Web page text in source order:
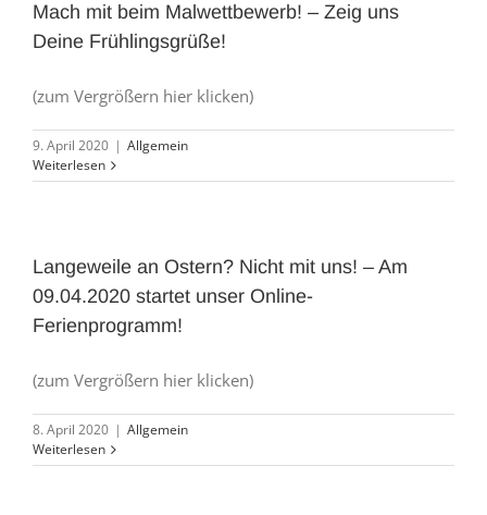
Mach mit beim Malwettbewerb! – Zeig uns
Deine Frühlingsgrüße!
(zum Vergrößern hier klicken)
9. April 2020 | Allgemein
Weiterlesen
Langeweile an Ostern? Nicht mit uns! – Am
09.04.2020 startet unser Online-
Ferienprogramm!
(zum Vergrößern hier klicken)
8. April 2020 | Allgemein
Weiterlesen